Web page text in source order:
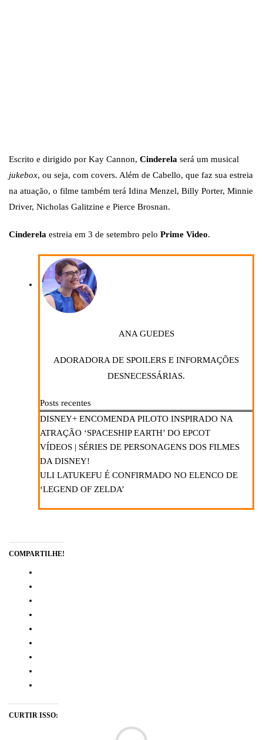
Escrito e dirigido por Kay Cannon, Cinderela será um musical
jukebox, ou seja, com covers. Além de Cabello, que faz sua estreia
na atuação, o filme também terá Idina Menzel, Billy Porter, Minnie
Driver, Nicholas Galitzine e Pierce Brosnan.
Cinderela estreia em 3 de setembro pelo Prime Video.
ANA GUEDES
ADORADORA DE SPOILERS E INFORMAÇÕES
DESNECESSÁRIAS.
Posts recentes
DISNEY+ ENCOMENDA PILOTO INSPIRADO NA
ATRAÇÃO ‘SPACESHIP EARTH’ DO EPCOT
VÍDEOS | SÉRIES DE PERSONAGENS DOS FILMES
DA DISNEY!
ULI LATUKEFU É CONFIRMADO NO ELENCO DE
‘LEGEND OF ZELDA’
COMPARTILHE!
CURTIR ISSO: